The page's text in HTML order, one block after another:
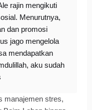
rajin mengikuti
Menurutnya,
dan promosi
jago mengelola
mendapatkan
aku sudah
manajemen stres,